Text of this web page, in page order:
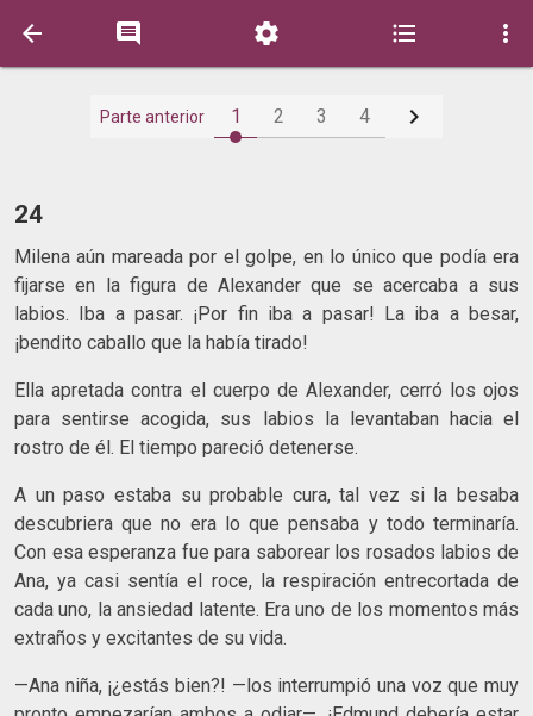
    
Parte anterior 1 2 3 4 
24
Milena aún mareada por el golpe, en lo único que podía era
fijarse en la figura de Alexander que se acercaba a sus
labios. Iba a pasar. ¡Por fin iba a pasar! La iba a besar,
¡bendito caballo que la había tirado!
Ella apretada contra el cuerpo de Alexander, cerró los ojos
para sentirse acogida, sus labios la levantaban hacia el
rostro de él. El tiempo pareció detenerse.
A un paso estaba su probable cura, tal vez si la besaba
descubriera que no era lo que pensaba y todo terminaría.
Con esa esperanza fue para saborear los rosados labios de
Ana, ya casi sentía el roce, la respiración entrecortada de
cada uno, la ansiedad latente. Era uno de los momentos más
extraños y excitantes de su vida.
—Ana niña, ¡¿estás bien?! —los interrumpió una voz que muy